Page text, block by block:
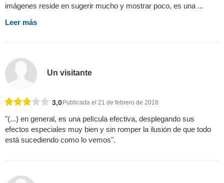
imágenes reside en sugerir mucho y mostrar poco, es una ...
Leer más
Un visitante
3,0Publicada el 21 de febrero de 2018
"(...) en general, es una película efectiva, desplegando sus
efectos especiales muy bien y sin romper la ilusión de que todo
está sucediendo como lo vemos".